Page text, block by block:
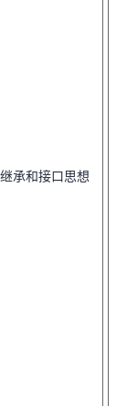
承和接口思想